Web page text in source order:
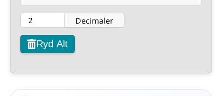
Decimaler
Ryd Alt